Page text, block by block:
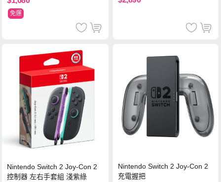
免運
Nintendo Switch 2 Joy-Con 2
控制器 左右手套組 淺紫綠
Nintendo Switch 2 Joy-Con 2
充電握把